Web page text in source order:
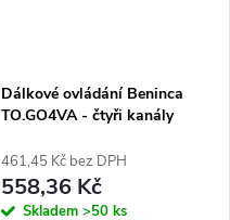
Dálkové ovládání Beninca
TO.GO4VA - čtyři kanály
461,45 Kč bez DPH
558,36 Kč
Skladem >50 ks